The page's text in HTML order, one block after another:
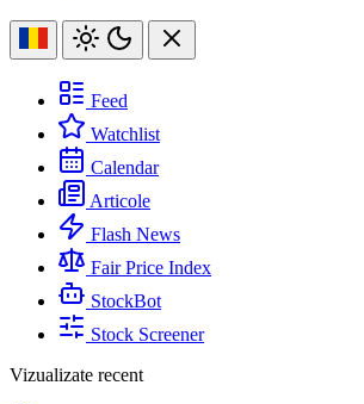
Feed
Watchlist
Calendar
Articole
Flash News
Fair Price Index
StockBot
Stock Screener
Vizualizate recent